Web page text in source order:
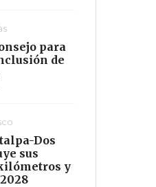
para
de
Dos
sus
y